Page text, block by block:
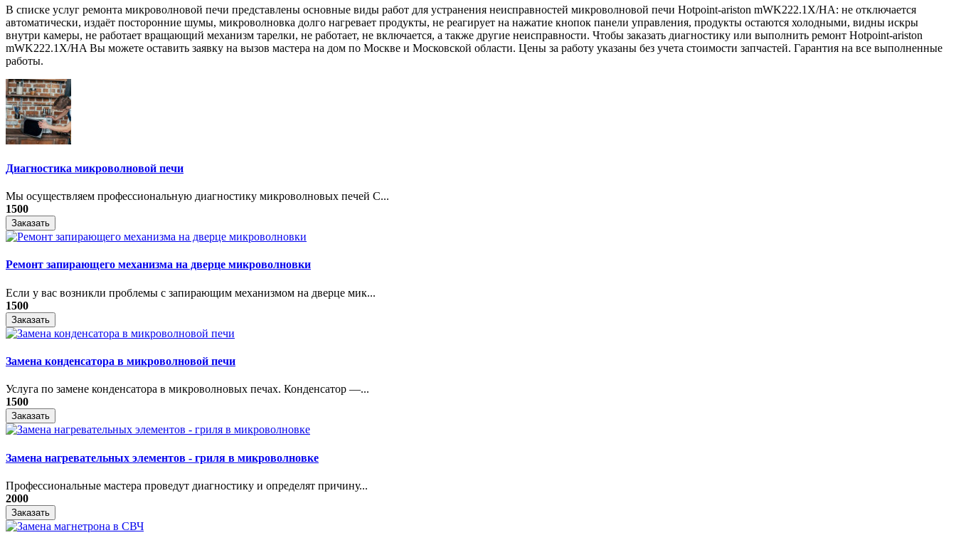
В списке услуг ремонта микроволновой печи представлены основные виды работ для устранения неисправностей микроволновой печи Hotpoint-ariston mWK222.1X/HA: не отключается
автоматически, издаёт посторонние шумы, микроволновка долго нагревает продукты, не реагирует на нажатие кнопок панели управления, продукты остаются холодными, видны искры
внутри камеры, не работает вращающий механизм тарелки, не работает, не включается, а также другие неисправности. Чтобы заказать диагностику или выполнить ремонт Hotpoint-ariston
mWK222.1X/HA Вы можете оставить заявку на вызов мастера на дом по Москве и Московской области. Цены за работу указаны без учета стоимости запчастей. Гарантия на все выполненные
работы.
Диагностика микроволновой печи
Мы осуществляем профессиональную диагностику микроволновых печей С...
1500
Заказать
Ремонт запирающего механизма на дверце микроволновки
Если у вас возникли проблемы с запирающим механизмом на дверце мик...
1500
Заказать
Замена конденсатора в микроволновой печи
Услуга по замене конденсатора в микроволновых печах. Конденсатор —...
1500
Заказать
Замена нагревательных элементов - гриля в микроволновке
Профессиональные мастера проведут диагностику и определят причину...
2000
Заказать